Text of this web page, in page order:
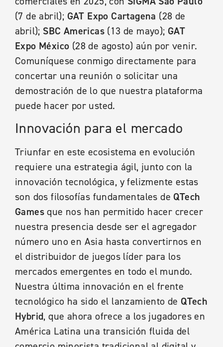
(7 de abril); GAT Expo Cartagena (28 de
abril); SBC Americas (13 de mayo); GAT
Expo México (28 de agosto) aún por venir.
Comuníquese conmigo directamente para
concertar una reunión o solicitar una
demostración de lo que nuestra plataforma
puede hacer por usted.
Innovación para el mercado
Triunfar en este ecosistema en evolución
requiere una estrategia ágil, junto con la
innovación tecnológica, y felizmente estas
son dos filosofías fundamentales de QTech
Gamesque nos han permitido hacer crecer
nuestra presencia desde ser el agregador
número uno en Asia hasta convertirnos en
el distribuidor de juegos líder para los
mercados emergentes en todo el mundo.
Nuestra última innovación en el frente
tecnológico ha sido el lanzamiento de QTech
Hybrid, que ahora ofrece a los jugadores en
América Latina una transición fluida del